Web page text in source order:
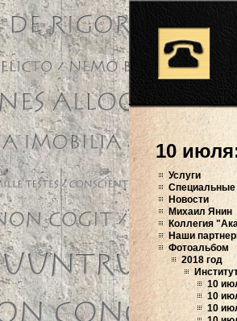
10
Услуги
Новости
Михаил Янин
Коллегия
Наши
Фотоальбом
2018 год
10
10
10